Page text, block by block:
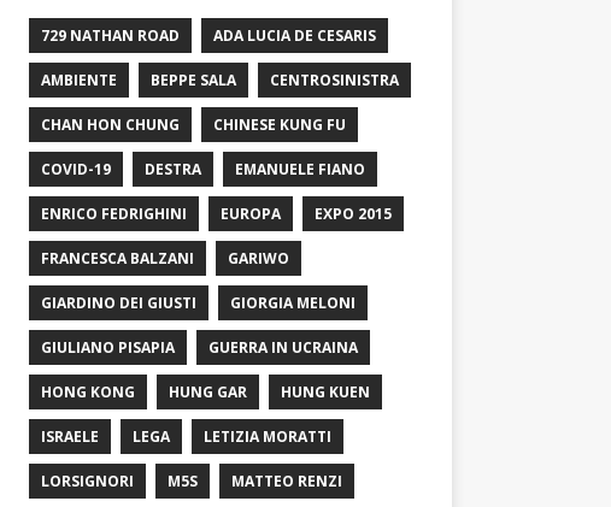
729 NATHAN ROAD ADA LUCIA DE CESARIS
AMBIENTE BEPPE SALA CENTROSINISTRA
CHAN HON CHUNG CHINESE KUNG FU
COVID-19 DESTRA EMANUELE FIANO
ENRICO FEDRIGHINI EUROPA EXPO 2015
FRANCESCA BALZANI GARIWO
GIARDINO DEI GIUSTI GIORGIA MELONI
GIULIANO PISAPIA GUERRA IN UCRAINA
HONG KONG HUNG GAR HUNG KUEN
ISRAELE LEGA LETIZIA MORATTI
LORSIGNORI M5S MATTEO RENZI